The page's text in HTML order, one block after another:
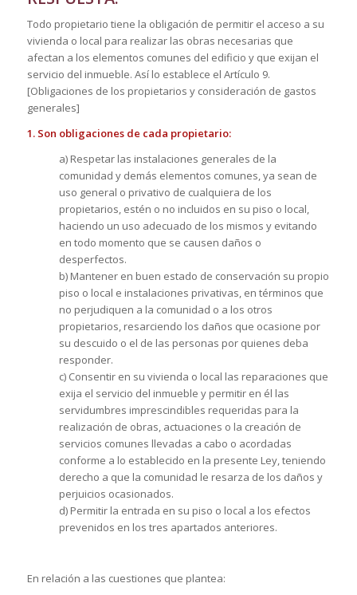
Todo propietario tiene la obligación de permitir el acceso a su
vivienda o local para realizar las obras necesarias que
afectan a los elementos comunes del edificio y que exijan el
servicio del inmueble. Así lo establece el Artículo 9.
[Obligaciones de los propietarios y consideración de gastos
generales]
1. Son obligaciones de cada propietario:
a) Respetar las instalaciones generales de la
comunidad y demás elementos comunes, ya sean de
uso general o privativo de cualquiera de los
propietarios, estén o no incluidos en su piso o local,
haciendo un uso adecuado de los mismos y evitando
en todo momento que se causen daños o
desperfectos.
b) Mantener en buen estado de conservación su propio
piso o local e instalaciones privativas, en términos que
no perjudiquen a la comunidad o a los otros
propietarios, resarciendo los daños que ocasione por
su descuido o el de las personas por quienes deba
responder.
c) Consentir en su vivienda o local las reparaciones que
exija el servicio del inmueble y permitir en él las
servidumbres imprescindibles requeridas para la
realización de obras, actuaciones o la creación de
servicios comunes llevadas a cabo o acordadas
conforme a lo establecido en la presente Ley, teniendo
derecho a que la comunidad le resarza de los daños y
perjuicios ocasionados.
d) Permitir la entrada en su piso o local a los efectos
prevenidos en los tres apartados anteriores.
En relación a las cuestiones que plantea: